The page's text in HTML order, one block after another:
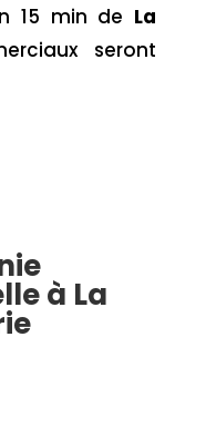
15 min de La
seront
à La